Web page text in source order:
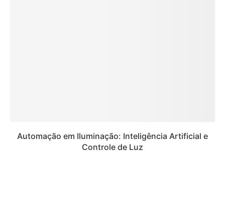
Automação em Iluminação: Inteligência Artificial e
Controle de Luz